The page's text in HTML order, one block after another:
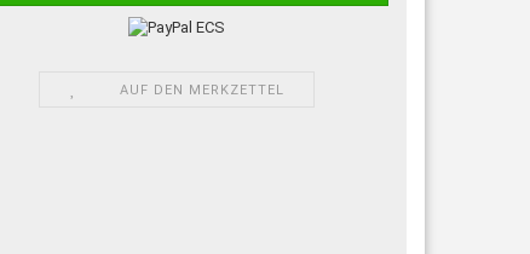
AUF DEN MERKZETTEL